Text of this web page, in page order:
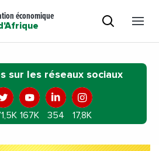
économique
sur les réseaux sociaux
167K 354 17,8K